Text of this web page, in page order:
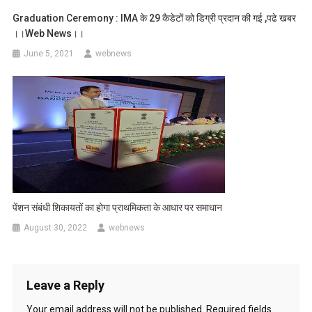
Graduation Ceremony : IMA के 29 कैडेटों को डिग्री प्रदान की गई ,पढे खबर
।।web News।।
June 5, 2021 webnews
पेंशन संबंधी शिकायतों का होगा प्राथमिकता के आधार पर समाधान
August 30, 2022 webnews
Leave a Reply
Your email address will not be published. Required fields